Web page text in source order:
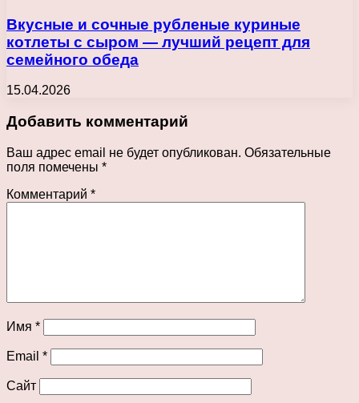
Вкусные и сочные рубленые куриные
котлеты с сыром — лучший рецепт для
семейного обеда
15.04.2026
Добавить комментарий
Ваш адрес email не будет опубликован. Обязательные
поля помечены *
Комментарий *
Имя *
Email *
Сайт